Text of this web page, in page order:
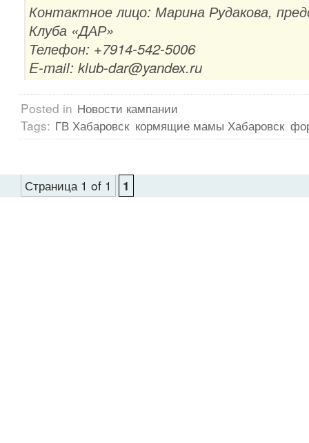
Контактное лицо: Марина Рудакова,
Клуба «ДАР»
Телефон: +7914-542-5006
E-mail: klub-dar@yandex.ru
Posted in Новости кампании
Tags: ГВ Хабаровск кормящие мамы Хабаровск
Страница 1 of 1 1